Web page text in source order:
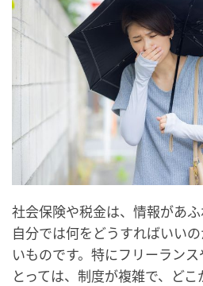
社会保険や税金は、情報があ
自分では何をどうすればいい
いものです。特にフリーラン
とっては、制度が複雑で、ど